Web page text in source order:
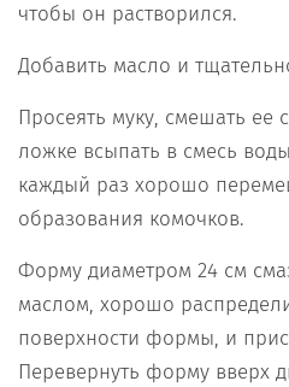
чтобы он растворился.
Добавить масло и
Просеять муку, смешать ее
ложке всыпать в смесь
каждый раз хорошо
образования комочков.
Форму диаметром 24 см
маслом, хорошо
поверхности формы, и
Перевернуть форму вверх